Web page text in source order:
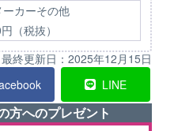
カーその他
（税抜）
最終更新日： 2025年12月15日
LINE
方へのプレゼント